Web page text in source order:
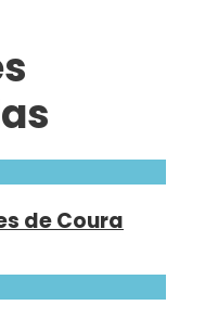
de Coura